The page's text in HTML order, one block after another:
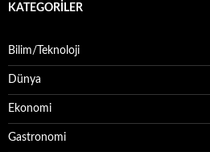
KATEGORILER
Bilim/Teknoloji
Dünya
Ekonomi
Gastronomi